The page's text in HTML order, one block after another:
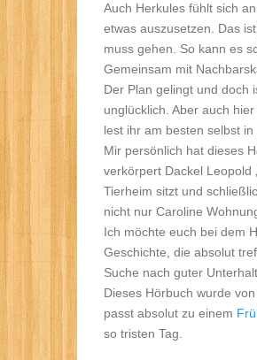
Auch Herkules fühlt sich
etwas auszusetzen. Das
muss gehen. So kann es
Gemeinsam mit
Der Plan gelingt und doch
unglücklich. Aber auch
lest ihr am besten selbst in
Mir persönlich hat dieses
verkörpert Dackel Leopold
Tierheim sitzt und
nicht nur Caroline
Ich möchte euch bei dem
Geschichte, die absolut
Suche nach guter
Dieses Hörbuch wurde
passt absolut zu einem
so tristen Tag.